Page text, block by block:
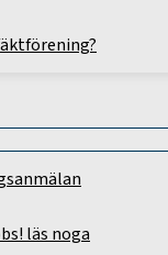
läs noga